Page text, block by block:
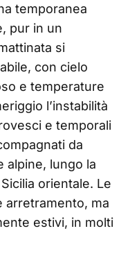
temporanea
pur in un
si
con cielo
e temperature
l’instabilità
e temporali
da
alpine, lungo la
orientale. Le
arretramento, ma
estivi, in molti